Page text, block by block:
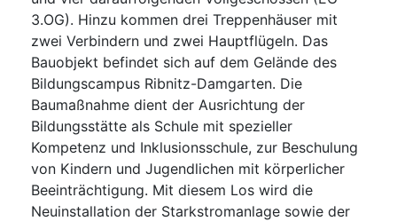
3.OG). Hinzu kommen drei Treppenhäuser mit
zwei Verbindern und zwei Hauptflügeln. Das
Bauobjekt befindet sich auf dem Gelände des
Bildungscampus Ribnitz-Damgarten. Die
Baumaßnahme dient der Ausrichtung der
Bildungsstätte als Schule mit spezieller
Kompetenz und Inklusionsschule, zur Beschulung
von Kindern und Jugendlichen mit körperlicher
Beeinträchtigung. Mit diesem Los wird die
Neuinstallation der Starkstromanlage sowie der